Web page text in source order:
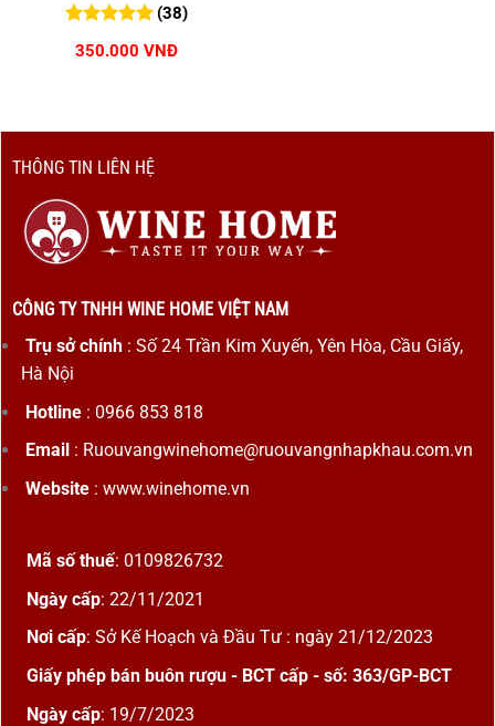
đánh giá
(38)
350.000 VNĐ
THÔNG TIN LIÊN HỆ
CÔNG TY TNHH WINE HOME VIỆT NAM
Trụ sở chính: Số 24 Trần Kim Xuyến, Yên Hòa, Cầu Giấy,
Hà Nội
Hotline: 0966 853 818
Email : Ruouvangwinehome@ruouvangnhapkhau.com.vn
Website: www.winehome.vn
Mã số thuế: 0109826732
Ngày cấp: 22/11/2021
Nơi cấp: Sở Kế Hoạch và Đầu Tư : ngày 21/12/2023
Giấy phép bán buôn rượu - BCT cấp - số: 363/GP-BCT
Ngày cấp: 19/7/2023